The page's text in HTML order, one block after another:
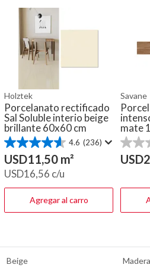
Holztek
Porcelanato rectificado
Sal Soluble interio beige
brillante 60x60 cm
4.6 (236)
4.6
de
5
estrellas.
236
reseñas
USD11,50 m²
USD16,56 c/u
Agregar al carro
Savane
mate
0.0
de
5
USD
Beige Madera